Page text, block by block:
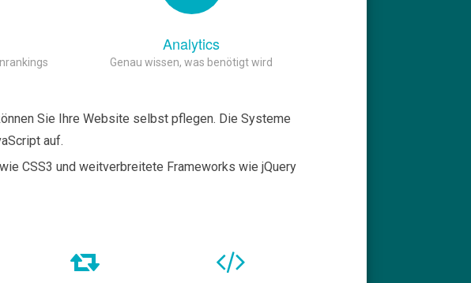
Analytics
Genau wissen, was benötigt wird
Sie Ihre Website selbst pflegen. Die Systeme
auf.
CSS3 und weitverbreitete Frameworks wie jQuery